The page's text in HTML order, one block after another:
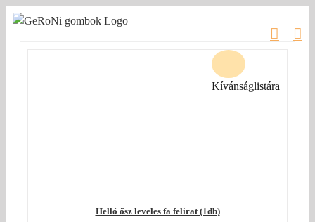
Kihagyás
Helló ősz leveles fa felirat (1db)
Kívánságlistára